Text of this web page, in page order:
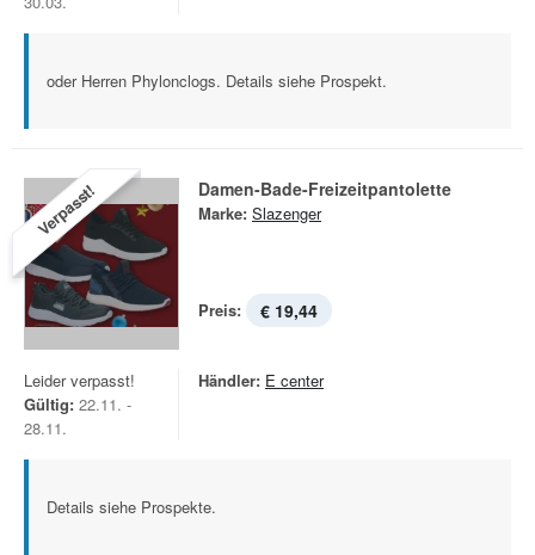
oder Herren Phylonclogs. Details siehe Prospekt.
Verpasst! Damen-Bade-Freizeitpantolette
Marke: Slazenger
Preis: € 19,44
Leider verpasst!
Gültig: 22.11. -
28.11.
Händler: E center
Details siehe Prospekte.